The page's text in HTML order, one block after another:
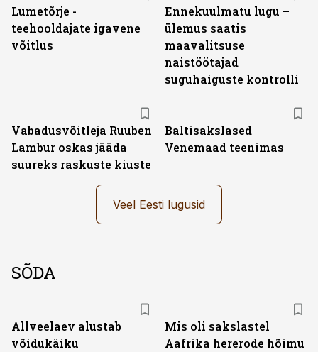
Lumetõrje -
teehooldajate igavene
võitlus
Ennekuulmatu lugu –
ülemus saatis
maavalitsuse
naistöötajad
suguhaiguste kontrolli
Vabadusvõitleja Ruuben
Lambur oskas jääda
suureks raskuste kiuste
Baltisakslased
Venemaad teenimas
Veel Eesti lugusid
SÕDA
Allveelaev alustab
võidukäiku
Mis oli sakslastel
Aafrika hererode hõimu